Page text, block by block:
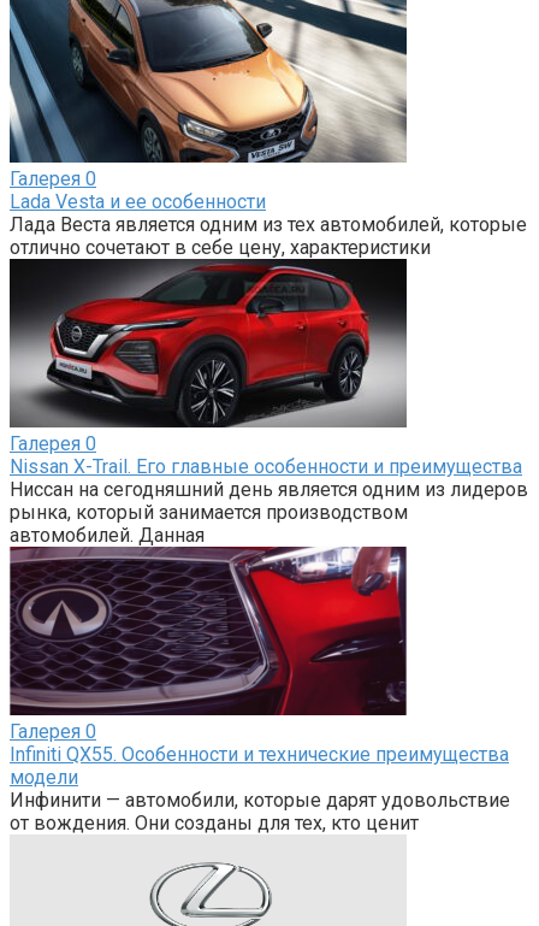
Галерея 0
Lada Vesta и ее особенности
Лада Веста является одним из тех автомобилей, которые
отлично сочетают в себе цену, характеристики
Галерея 0
Nissan X-Trail. Его главные особенности и преимущества
Ниссан на сегодняшний день является одним из лидеров
рынка, который занимается производством
автомобилей. Данная
Галерея 0
Infiniti QX55. Особенности и технические преимущества
модели
Инфинити — автомобили, которые дарят удовольствие
от вождения. Они созданы для тех, кто ценит